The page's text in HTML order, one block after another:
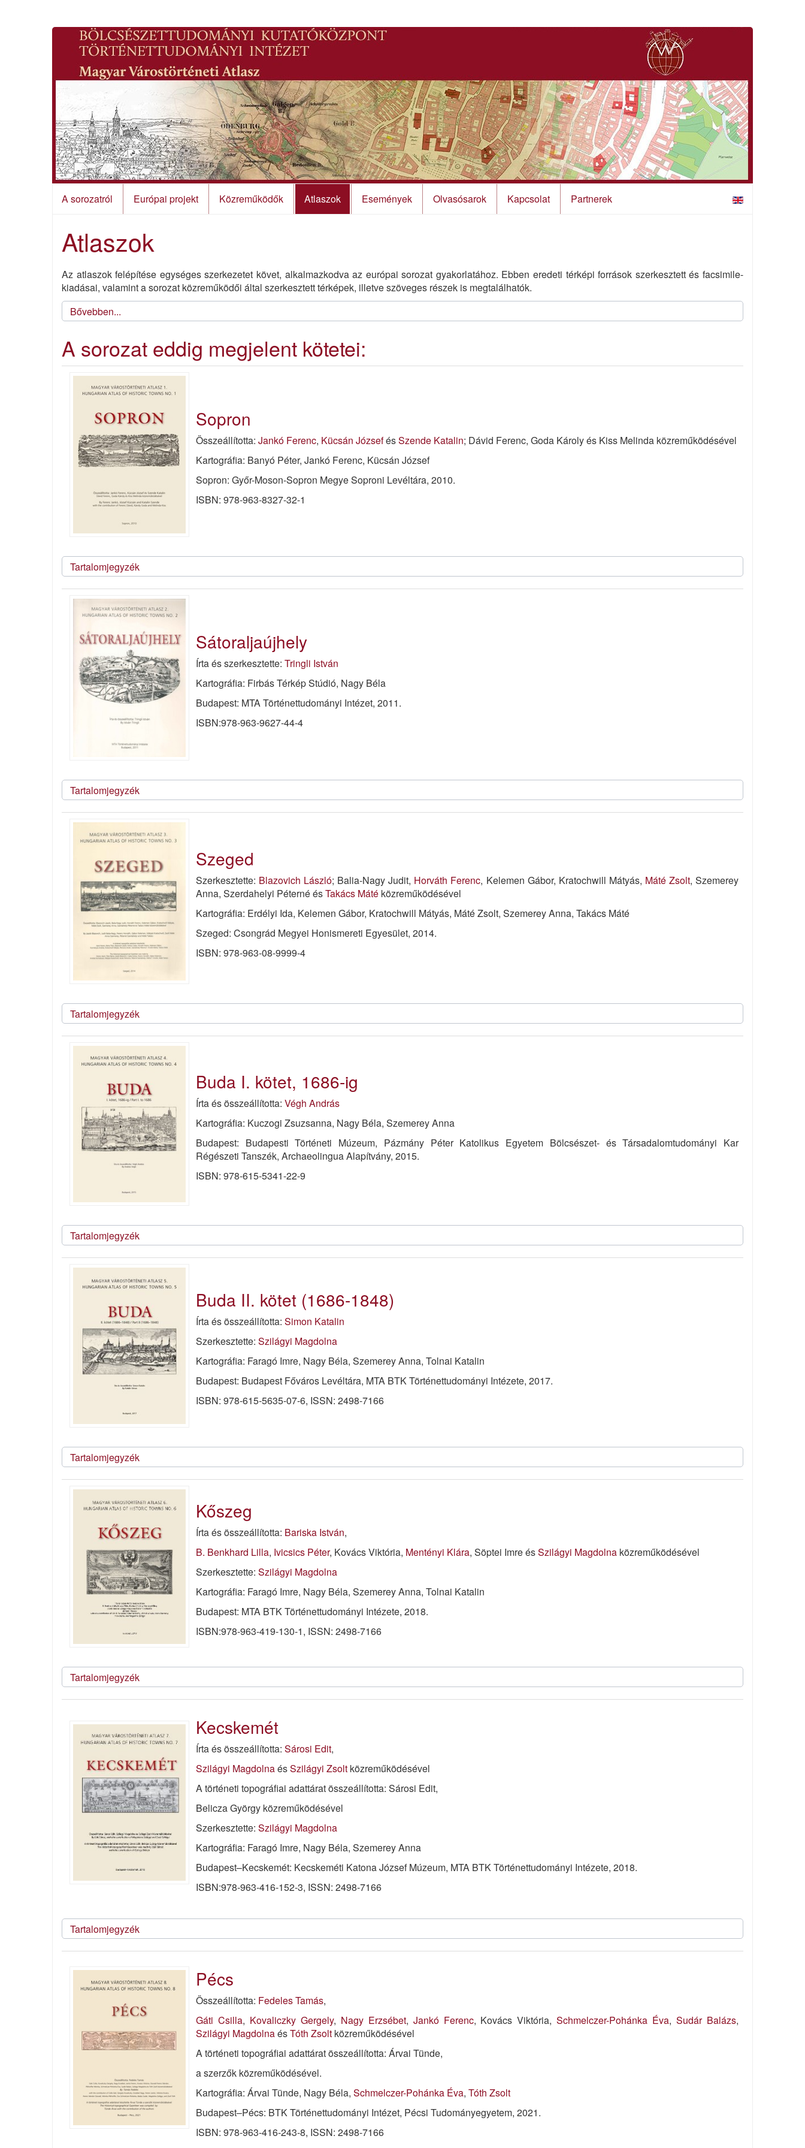
A sorozatról Európai projekt Közreműködők Atlaszok Események Olvasósarok Kapcsolat Partnerek
Atlaszok
Az atlaszok felépítése egységes szerkezetet követ, alkalmazkodva az európai sorozat gyakorlatához. Ebben eredeti térképi források szerkesztett és facsimile-
kiadásai, valamint a sorozat közreműködői által szerkesztett térképek, illetve szöveges részek is megtalálhatók.
Bővebben...
A sorozat eddig megjelent kötetei:
Sopron
Összeállította: Jankó Ferenc, Kücsán JózsefésSzende Katalin; Dávid Ferenc, Goda Károly és Kiss Melinda közreműködésével
Kartográfia: Banyó Péter, Jankó Ferenc, Kücsán József
Sopron: Győr-Moson-Sopron Megye Soproni Levéltára, 2010.
ISBN: 978-963-8327-32-1
Tartalomjegyzék
Sátoraljaújhely
Írta és szerkesztette: Tringli István
Kartográfia: Firbás Térkép Stúdió, Nagy Béla
Budapest: MTA Történettudományi Intézet, 2011.
ISBN:978-963-9627-44-4
Tartalomjegyzék
Szeged
Szerkesztette: Blazovich László; Balia-Nagy Judit, Horváth Ferenc, Kelemen Gábor, Kratochwill Mátyás, Máté Zsolt, Szemerey
Anna, Szerdahelyi Péterné ésTakács Máté közreműködésével
Kartográfia: Erdélyi Ida, Kelemen Gábor, Kratochwill Mátyás, Máté Zsolt, Szemerey Anna, Takács Máté
Szeged: Csongrád Megyei Honismereti Egyesület, 2014.
ISBN: 978-963-08-9999-4
Tartalomjegyzék
Buda I. kötet, 1686-ig
Írta és összeállította: Végh András
Kartográfia: Kuczogi Zsuzsanna, Nagy Béla, Szemerey Anna
Budapest: Budapesti Történeti Múzeum, Pázmány Péter Katolikus Egyetem Bölcsészet- és Társadalomtudományi Kar
Régészeti Tanszék, Archaeolingua Alapítvány, 2015.
ISBN: 978-615-5341-22-9
Tartalomjegyzék
Buda II. kötet (1686-1848)
Írta és összeállította: Simon Katalin
Szerkesztette: Szilágyi Magdolna
Kartográfia: Faragó Imre, Nagy Béla, Szemerey Anna, Tolnai Katalin
Budapest: Budapest Főváros Levéltára, MTA BTK Történettudományi Intézete, 2017.
ISBN: 978-615-5635-07-6, ISSN: 2498-7166
Tartalomjegyzék
Kőszeg
Írta és összeállította: Bariska István,
B. Benkhard Lilla, Ivicsics Péter, Kovács Viktória, Mentényi Klára, Söptei Imre ésSzilágyi Magdolna közreműködésével
Szerkesztette: Szilágyi Magdolna
Kartográfia: Faragó Imre, Nagy Béla, Szemerey Anna, Tolnai Katalin
Budapest: MTA BTK Történettudományi Intézete, 2018.
ISBN:978-963-419-130-1, ISSN: 2498-7166
Tartalomjegyzék
Kecskemét
Írta és összeállította: Sárosi Edit,
Szilágyi MagdolnaésSzilágyi Zsolt közreműködésével
A történeti topográfiai adattárat összeállította: Sárosi Edit,
Belicza György közreműködésével
Szerkesztette: Szilágyi Magdolna
Kartográfia: Faragó Imre, Nagy Béla, Szemerey Anna
Budapest–Kecskemét: Kecskeméti Katona József Múzeum, MTA BTK Történettudományi Intézete, 2018.
ISBN:978-963-416-152-3, ISSN: 2498-7166
Tartalomjegyzék
Pécs
Összeállította: Fedeles Tamás,
Gáti Csilla, Kovaliczky Gergely, Nagy Erzsébet, Jankó Ferenc, Kovács Viktória,Schmelczer-Pohánka Éva,Sudár Balázs,
Szilágyi MagdolnaésTóth Zsolt közreműködésével
A történeti topográfiai adattárat összeállította: Árvai Tünde,
a szerzők közreműködésével.
Kartográfia: Árvai Tünde, Nagy Béla, Schmelczer-Pohánka Éva, Tóth Zsolt
Budapest‒Pécs: BTK Történettudományi Intézet, Pécsi Tudományegyetem, 2021.
ISBN: 978-963-416-243-8, ISSN: 2498-7166